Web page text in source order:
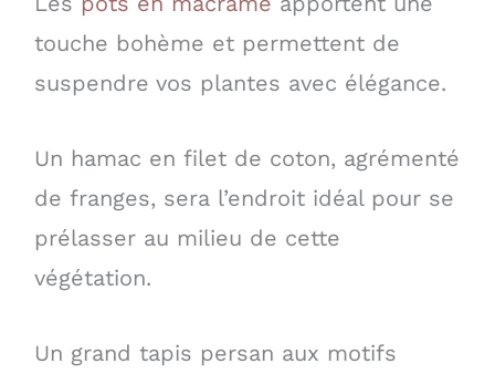
touche bohème et permettent de
suspendre vos plantes avec élégance.
Un hamac en filet de coton, agrémenté
de franges, sera l’endroit idéal pour se
prélasser au milieu de cette
végétation.
Un grand tapis persan aux motifs